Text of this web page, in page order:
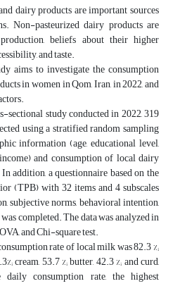
dairy products are important sources
Non-pasteurized dairy products are
beliefs about their higher
and taste.
aims to investigate the consumption
in women in Qom, Iran, in 2022, and
study conducted in 2022, 319
using a stratified random sampling
information (age, educational level,
and consumption of local dairy
addition, a questionnaire based on the
(TPB) with 32 items and 4 subscales
subjective norms, behavioral intention,
completed. The data was analyzed in
and Chi-square test.
rate of local milk was 82.3 %;
cream, 53.7 %; butter, 42.3 %; and curd,
consumption rate, the highest